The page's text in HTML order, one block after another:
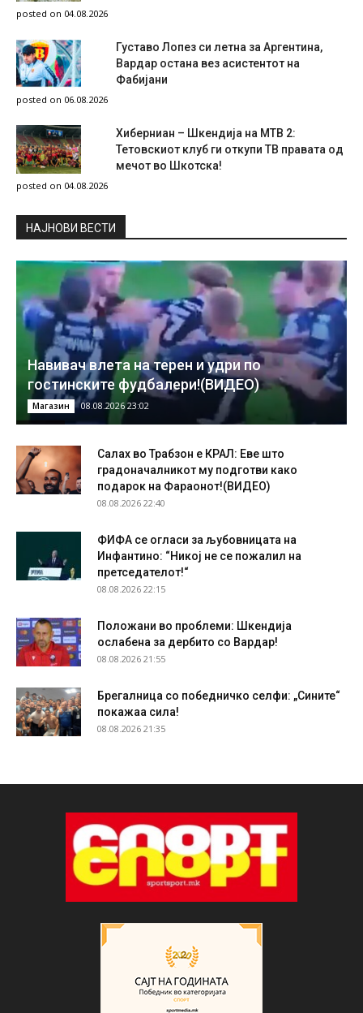
posted on 04.08.2026
Густаво Лопез си летна за Аргентина,
Вардар остана вез асистентот на
Фабијани
posted on 06.08.2026
Хиберниан – Шкендија на МТВ 2:
Тетовскиот клуб ги откупи ТВ правата од
мечот во Шкотска!
posted on 04.08.2026
НAЈНОВИ ВЕСТИ
Навивач влета на терен и удри по
гостинските фудбалери!(ВИДЕО)
Магазин 08.08.2026 23:02
Салах во Трабзон е КРАЛ: Еве што
градоначалникот му подготви како
подарок на Фараонот!(ВИДЕО)
08.08.2026 22:40
ФИФА се огласи за љубовницата на
Инфантино: “Никој не се пожалил на
претседателот!“
08.08.2026 22:15
Положани во проблеми: Шкендија
ослабена за дербито со Вардар!
08.08.2026 21:55
Брегалница со победничко селфи: „Сините“
покажаа сила!
08.08.2026 21:35